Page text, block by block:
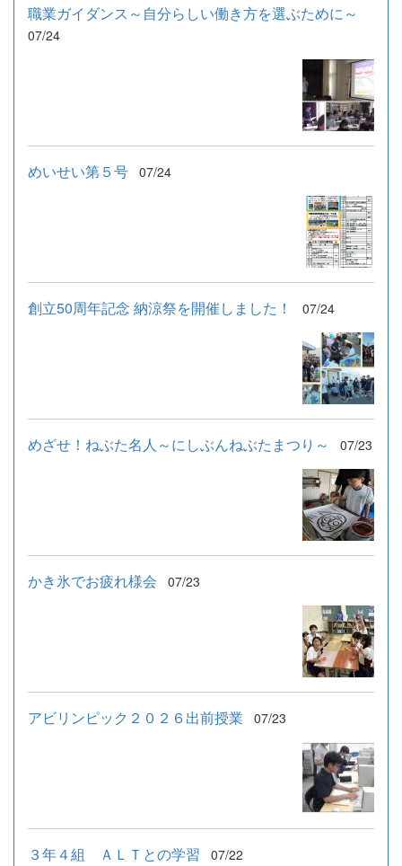
職業ガイダンス～自分らしい働き方を選ぶために～
07/24
めいせい第５号 07/24
創立50周年記念 納涼祭を開催しました！ 07/24
めざせ！ねぶた名人～にしぶんねぶたまつり～ 07/23
かき氷でお疲れ様会 07/23
アビリンピック２０２６出前授業 07/23
３年４組 ＡＬＴとの学習 07/22